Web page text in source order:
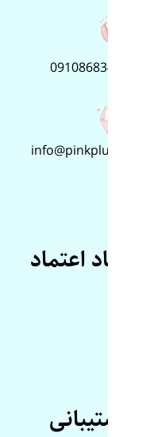
09108683499
info@pinkplus.ir
نماد اعتماد
پشتیبانی